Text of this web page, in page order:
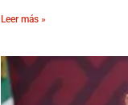
Leer más »